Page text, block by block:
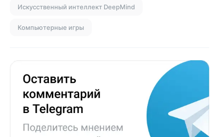
Искусственный интеллект DeepMind
Компьютерные игры